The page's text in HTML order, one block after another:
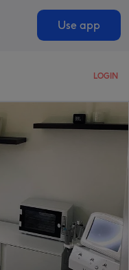
Use app
LOGIN